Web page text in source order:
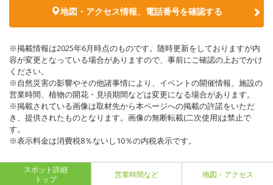
地図・アクセス情報、電話番号を確認する
※掲載情報は2025年6月時点のものです。随時更新をしておりますが内
容が変更となっている場合がありますので、事前にご確認の上おでかけ
ください。
※自然災害の影響やその他諸事情により、イベントの開催情報、施設の
営業時間、植物の開花・見頃期間などは変更になる場合があります。
※掲載されている画像は取材先から本ページへの掲載の許諾をいただ
き、提供されたものとなります。画像の無断転載(二次使用)は禁止で
す。
※表示料金は消費税8％ないし10％の内税表示です。
スポット詳細
トップ
営業時間など 地図・アクセス